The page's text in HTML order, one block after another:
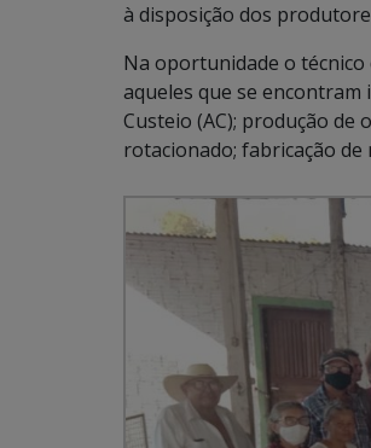
à disposição dos
Na oportunidade o
aqueles que se
Custeio (AC); produção de
rotacionado; fabricação de